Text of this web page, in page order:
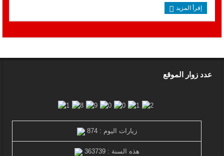
إقرأ المزيد
عدد زوار الموقع
زيارات اليوم : 874
هذه السنة : 363739